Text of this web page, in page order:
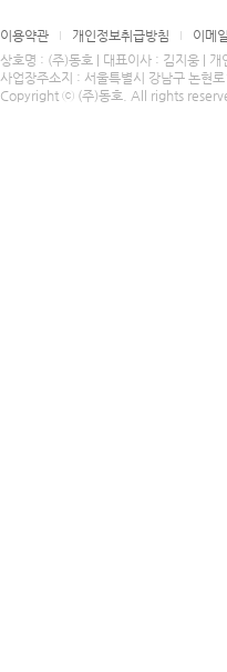
이용약관 개인정보취급방침 이메
상호명 : (주)동호 | 대표이사 : 김지웅 |
사업장주소지 : 서울특별시 강남구 논
Copyright ⓒ (주)동호. All rights